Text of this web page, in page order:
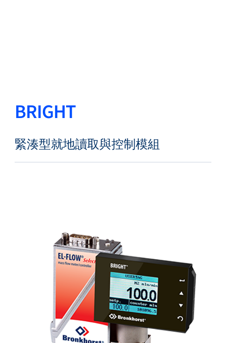
產品
服務與支援
培訓與學習
BRIGHT
緊湊型就地讀取與控制模組